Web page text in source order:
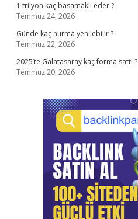
1 trilyon kaç basamaklı eder ?
Temmuz 24, 2026
Günde kaç hurma yenilebilir ?
Temmuz 22, 2026
2025’te Galatasaray kaç forma sattı ?
Temmuz 20, 2026